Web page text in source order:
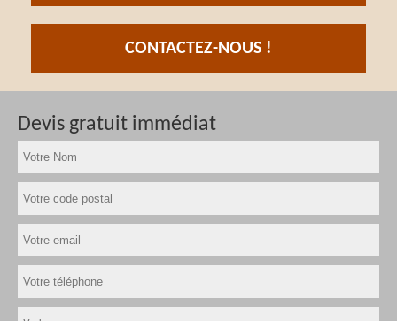
CONTACTEZ-NOUS !
Devis gratuit immédiat